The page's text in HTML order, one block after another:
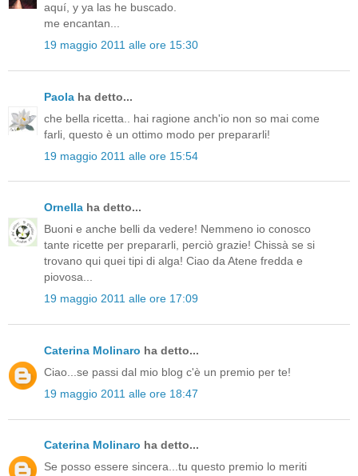
aquí, y ya las he buscado.
me encantan...
19 maggio 2011 alle ore 15:30
Paola ha detto...
che bella ricetta.. hai ragione anch'io non so mai come
farli, questo è un ottimo modo per prepararli!
19 maggio 2011 alle ore 15:54
Ornella ha detto...
Buoni e anche belli da vedere! Nemmeno io conosco
tante ricette per prepararli, perciò grazie! Chissà se si
trovano qui quei tipi di alga! Ciao da Atene fredda e
piovosa...
19 maggio 2011 alle ore 17:09
Caterina Molinaro ha detto...
Ciao...se passi dal mio blog c'è un premio per te!
19 maggio 2011 alle ore 18:47
Caterina Molinaro ha detto...
Se posso essere sincera...tu questo premio lo meriti